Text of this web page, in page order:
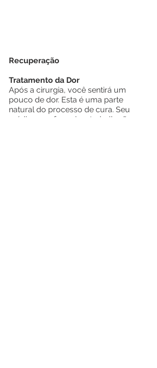
Recuperação
Tratamento da Dor
Após a cirurgia, você sentirá um
pouco de dor. Esta é uma parte
natural do processo de cura. Seu
médico e enfermeiras trabalharão